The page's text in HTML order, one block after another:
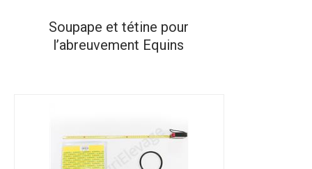
Soupape et tétine pour
l’abreuvement Equins